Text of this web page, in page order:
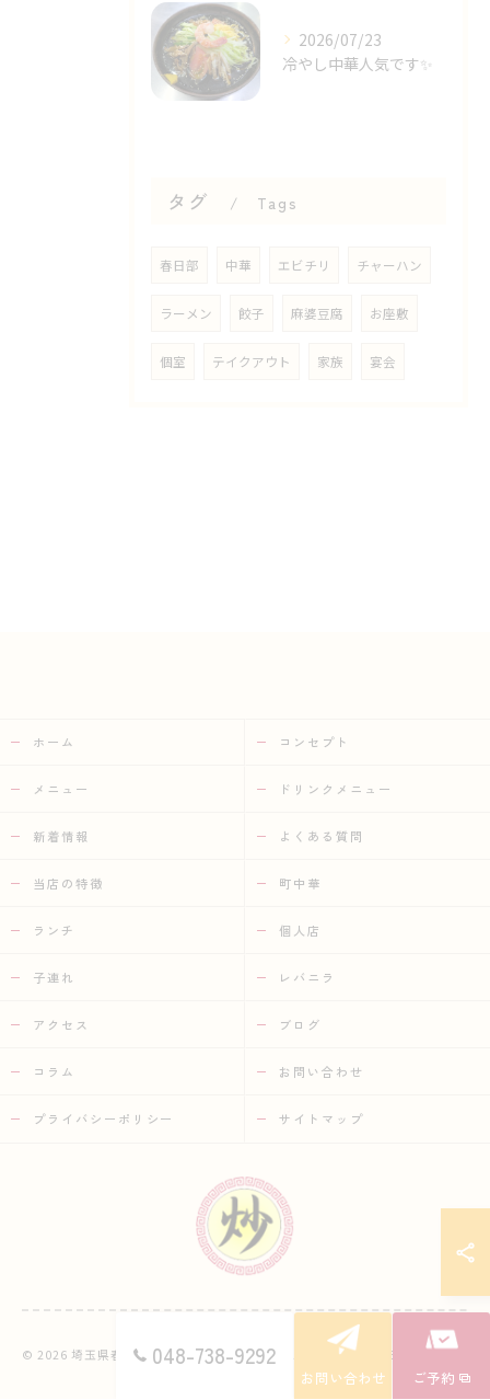
2026/07/23
冷やし中華人気です✨⁡
タグ Tags
春日部 中華 エビチリ チャーハン
ラーメン 餃子 麻婆豆腐 お座敷
個室 テイクアウト 家族 宴会
048-738-9292
お問い合わせ ご予約
ホーム コンセプト
メニュー ドリンクメニュー
新着情報 よくある質問
当店の特徴 町中華
ランチ 個人店
子連れ レバニラ
アクセス ブログ
コラム お問い合わせ
プライバシーポリシー サイトマップ
© 2026 埼玉県春日部の中華なら中華市場 炒 ALL RIGHTS RESERVED.